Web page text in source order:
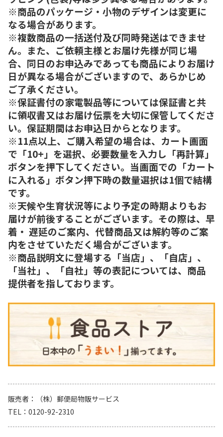
※商品のパッケージ・小物のデザインは変更に
なる場合があります。
※複数商品の一括送付及び同時発送はできませ
ん。また、ご依頼主様とお届け先様が同じ場
合、同日のお申込みであっても商品によりお届け
日が異なる場合がございますので、あらかじめ
ご了承ください。
※保証書付の家電製品等については保証書と共
に領収書又はお届け伝票を大切に保管してくださ
い。保証期間はお申込日からとなります。
※11点以上、ご購入希望の場合は、カート画面
で「10+」を選択、必要数量を入力し「再計算」
ボタンを押下してください。当画面での「カート
に入れる」ボタン押下時の数量選択は1個で結構
です。
※天候や生育状況等により予定の時期よりもお
届けが前後することがございます。その際は、早
着・ 遅延のご案内、代替商品又は解約等のご案
内をさせていただく場合がございます。
※商品説明文に登場する「当店」、「自店」、
「当社」、「自社」等の表記については、商品
提供者を指しております。
販売者
（株）郵便局物販サービス
TEL
0120-92-2310